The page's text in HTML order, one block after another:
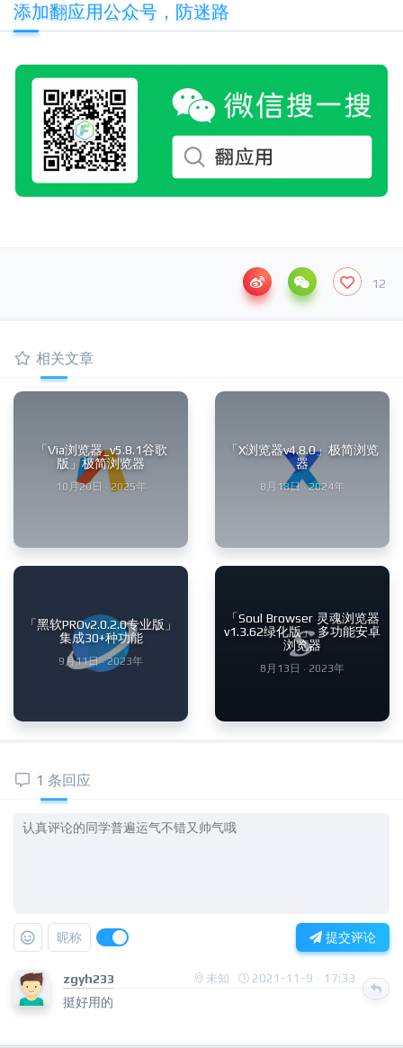
添加翻应用公众号，防迷路
12
相关文章
「Via浏览器_v5.8.1谷歌
版」极简浏览器
10月20日 · 2025年
「X浏览器v4.8.0」极简浏览
器
8月18日 · 2024年
「黑软PROv2.0.2.0专业版」
集成30+种功能
9月11日 · 2023年
「Soul Browser 灵魂浏览器
v1.3.62绿化版」 多功能安卓
浏览器
8月13日 · 2023年
1 条回应
昵称 提交评论
zgyh233 未知 2021-11-9 · 17:33
挺好用的